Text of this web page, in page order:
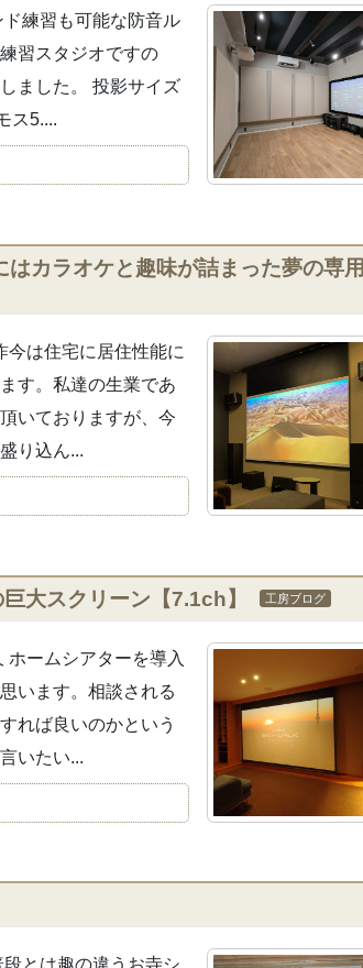
練習も可能な防音ル
習スタジオですの
ました。 投影サイズ
ス5....
カラオケと趣味が詰まった夢の専用
今は住宅に居住性能に
す。私達の生業であ
いておりますが、今
り込ん...
大スクリーン【7.1ch】 工房ブログ
ームシアターを導入
います。相談される
れば良いのかという
いたい...
とは趣の違うお寺シ